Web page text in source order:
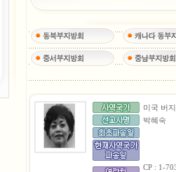
미국 버
박혜숙
CP : 1-